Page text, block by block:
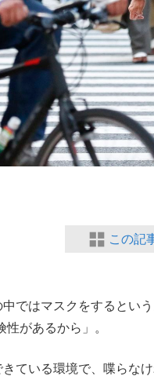
この記
ではマスクをするとい
性があるから」。
ている環境で、喋らな